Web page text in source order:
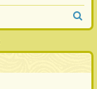
e
c